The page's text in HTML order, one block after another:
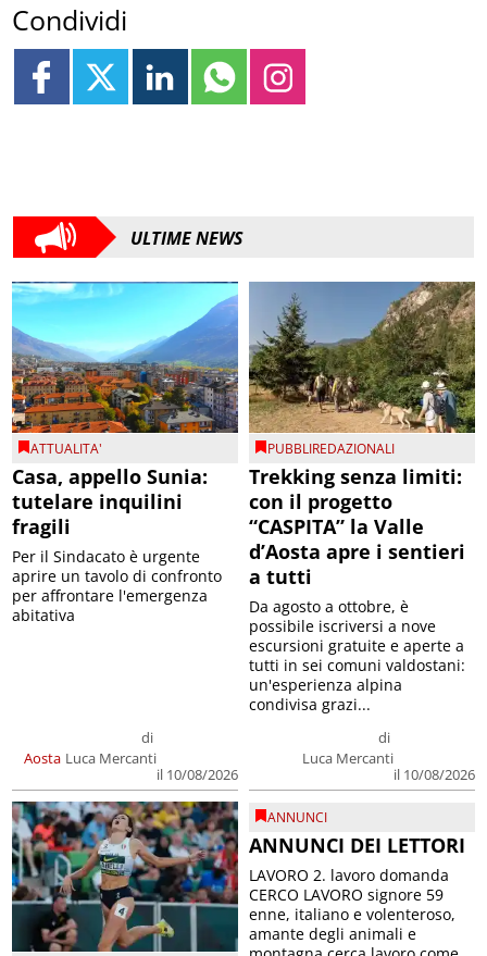
Condividi
ULTIME NEWS
ATTUALITA'
Casa, appello Sunia:
tutelare inquilini
fragili
Aosta
di
Luca Mercanti
il 10/08/2026
Per il Sindacato è urgente
aprire un tavolo di confronto
per affrontare l'emergenza
abitativa
PUBBLIREDAZIONALI
Trekking senza limiti:
con il progetto
“CASPITA” la Valle
d’Aosta apre i sentieri
a tutti
di
Luca Mercanti
il 10/08/2026
Da agosto a ottobre, è
possibile iscriversi a nove
escursioni gratuite e aperte a
tutti in sei comuni valdostani:
un'esperienza alpina
condivisa grazi...
ANNUNCI
ANNUNCI DEI LETTORI
LAVORO 2. lavoro domanda
CERCO LAVORO signore 59
enne, italiano e volenteroso,
amante degli animali e